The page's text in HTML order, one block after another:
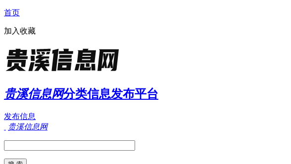
首页
加入收藏
贵溪信息网分类信息发布平台
发布信息
贵溪信息网